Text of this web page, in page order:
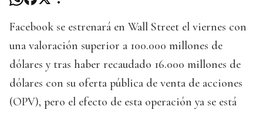
Facebook se estrenará en Wall Street el viernes con
una valoración superior a 100.000 millones de
dólares y tras haber recaudado 16.000 millones de
dólares con su oferta pública de venta de acciones
(OPV), pero el efecto de esta operación ya se está